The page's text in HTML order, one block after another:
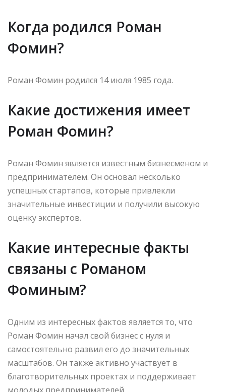
Когда родился Роман
Фомин?
Роман Фомин родился 14 июля 1985 года.
Какие достижения имеет
Роман Фомин?
Роман Фомин является известным бизнесменом и
предпринимателем. Он основал несколько
успешных стартапов, которые привлекли
значительные инвестиции и получили высокую
оценку экспертов.
Какие интересные факты
связаны с Романом
Фоминым?
Одним из интересных фактов является то, что
Роман Фомин начал свой бизнес с нуля и
самостоятельно развил его до значительных
масштабов. Он также активно участвует в
благотворительных проектах и поддерживает